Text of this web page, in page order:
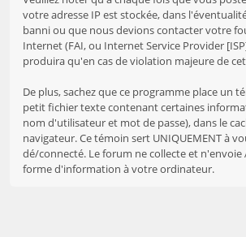
votre adresse IP est stockée, dans
banni ou que nous devions contacter votre
Internet (FAI, ou Internet Service Provider
produira qu'en cas de violation majeure de
De plus, sachez que ce programme place un
petit fichier texte contenant certaines
nom d'utilisateur et mot de passe), dans le
navigateur. Ce témoin sert UNIQUEMENT à
dé/connecté. Le forum ne collecte et n'envoie
forme d'information à votre ordinateur.